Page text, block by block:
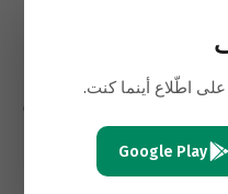
الجنرال بوبوف паров سبرتاك قائد الجيش 58مدرع في المنطقة
الاركان وكان سريعا
اطّلاع أينما كنت.
Google Play